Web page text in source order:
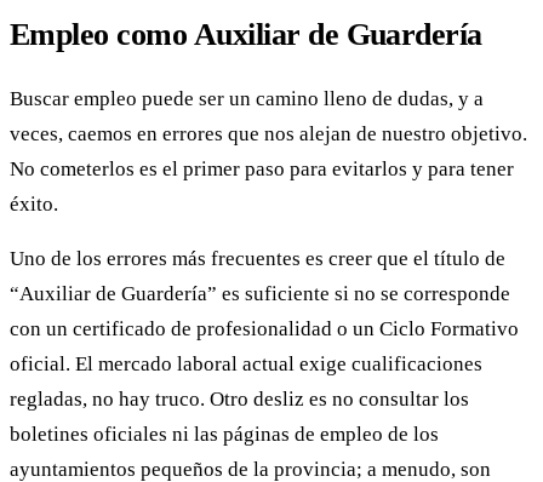
Empleo como Auxiliar de Guardería
Buscar empleo puede ser un camino lleno de dudas, y a
veces, caemos en errores que nos alejan de nuestro objetivo.
No cometerlos es el primer paso para evitarlos y para tener
éxito.
Uno de los errores más frecuentes es creer que el título de
“Auxiliar de Guardería” es suficiente si no se corresponde
con un certificado de profesionalidad o un Ciclo Formativo
oficial. El mercado laboral actual exige cualificaciones
regladas, no hay truco. Otro desliz es no consultar los
boletines oficiales ni las páginas de empleo de los
ayuntamientos pequeños de la provincia; a menudo, son